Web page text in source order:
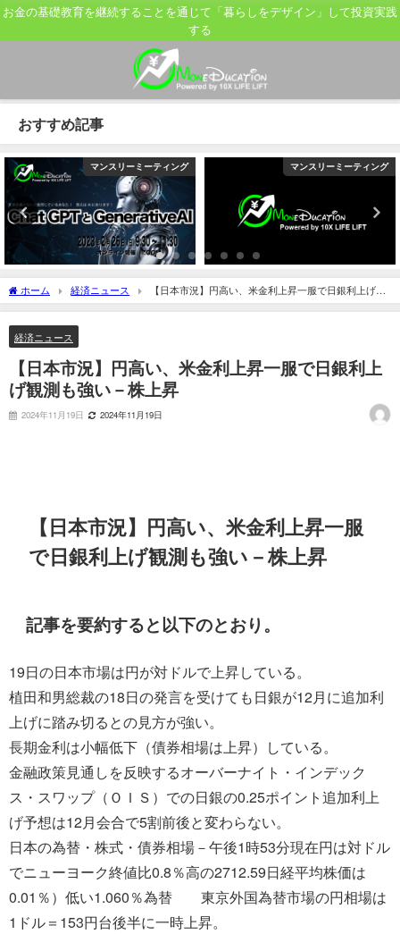
お金の基礎教育を継続することを通じて「暮らしをデザイン」して投資実践
する
おすすめ記事
マンスリーミーティング マンスリーミーティング
ホーム 経済ニュース
【日本市況】円高い、米金利上昇一服で日銀利上げ観
測も強い－株上昇
経済ニュース
【日本市況】円高い、米金利上昇一服で日銀利上
げ観測も強い－株上昇
2024年11月19日 2024年11月19日
【日本市況】円高い、米金利上昇一服
で日銀利上げ観測も強い－株上昇
記事を要約すると以下のとおり。
19日の日本市場は円が対ドルで上昇している。
植田和男総裁の18日の発言を受けても日銀が12月に追加利
上げに踏み切るとの見方が強い。
長期金利は小幅低下（債券相場は上昇）している。
金融政策見通しを反映するオーバーナイト・インデック
ス・スワップ（ＯＩＳ）での日銀の0.25ポイント追加利上
げ予想は12月会合で5割前後と変わらない。
日本の為替・株式・債券相場－午後1時53分現在円は対ドル
でニューヨーク終値比0.8％高の2712.59日経平均株価は
0.01％）低い1.060％為替 東京外国為替市場の円相場は
1ドル＝153円台後半に一時上昇。